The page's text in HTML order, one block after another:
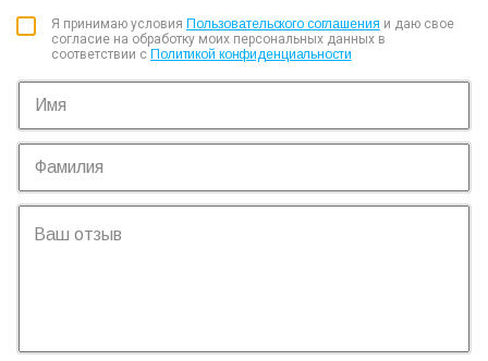
Я принимаю условия Пользовательского соглашения и даю свое
согласие на обработку моих персональных данных в
соответствии с Политикой конфиденциальности